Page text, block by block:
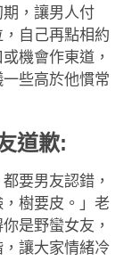
，讓男人付
自己再點相約
機會作東道，
些高於他慣常
道歉:
要男友認錯，
樹要皮。」老
是野蠻女友，
讓大家情緒冷